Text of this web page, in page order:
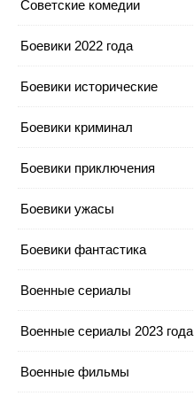
Cоветские комедии
Боевики 2022 года
Боевики исторические
Боевики криминал
Боевики приключения
Боевики ужасы
Боевики фантастика
Военные сериалы
Военные сериалы 2023 года
Военные фильмы